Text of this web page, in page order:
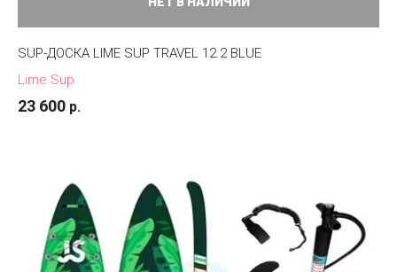
SUP-ДОСКА LIME SUP TRAVEL 12.2 BLUE
Lime Sup
23 600 р.